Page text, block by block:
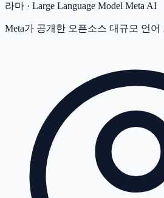
라마 · Large Language Model Meta AI
Meta가 공개한 오픈소스 대규모 언어